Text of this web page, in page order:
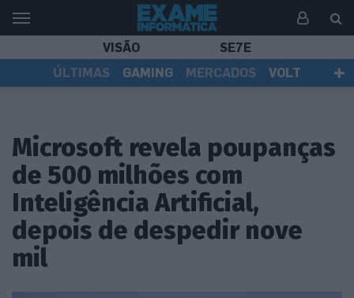
VISÃO
SE7E
ÚLTIMAS
GAMING MERCADOS
VOLT
Microsoft revela poupanças
de 500 milhões com
Inteligência Artificial,
depois de despedir nove
mil